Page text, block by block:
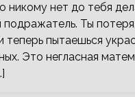
никому нет до тебя
подражатель. Ты
теперь пытаешься
Это негласная